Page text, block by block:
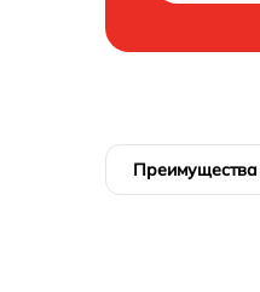
Преимущества